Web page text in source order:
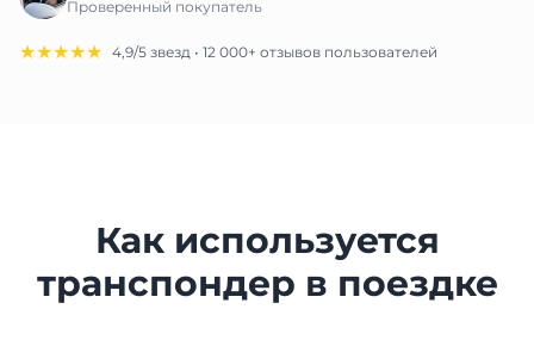
Проверенный покупатель
★★★★★ 4,9/5 звезд • 12 000+ отзывов пользователей
Как используется
транспондер в поездке